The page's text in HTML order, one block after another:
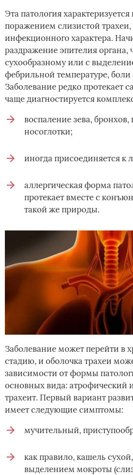
Эта патология
поражением слизистой трахеи,
инфекционного характера.
раздражение эпителия органа,
сухообразному или с
фебрильной температуре, боли
Заболевание редко протекает
чаще диагностируется
воспаление зева, бронхов,
носоглотки;
иногда присоединяется к
аллергическая форма
протекает вместе с
такой же природы.
Заболевание может перейти в
стадию, и оболочка трахеи
зависимости от формы
основных вида: атрофический
трахеит. Первый вариант
имеет следующие симптомы:
мучительный,
как правило, кашель
выделением мокроты